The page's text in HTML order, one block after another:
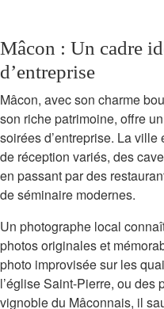
Mâcon : Un cadre
d’entreprise
Mâcon, avec son charme
son riche patrimoine, offre
soirées d’entreprise. La
de réception variés, des
en passant par des
de séminaire modernes.
Un photographe local
photos originales et
photo improvisée sur les
l’église Saint-Pierre, ou des
vignoble du Mâconnais, il